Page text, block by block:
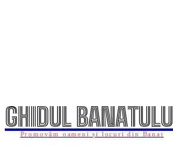
GHIDUL BANATULUI
Promovăm oameni și locuri din Banat